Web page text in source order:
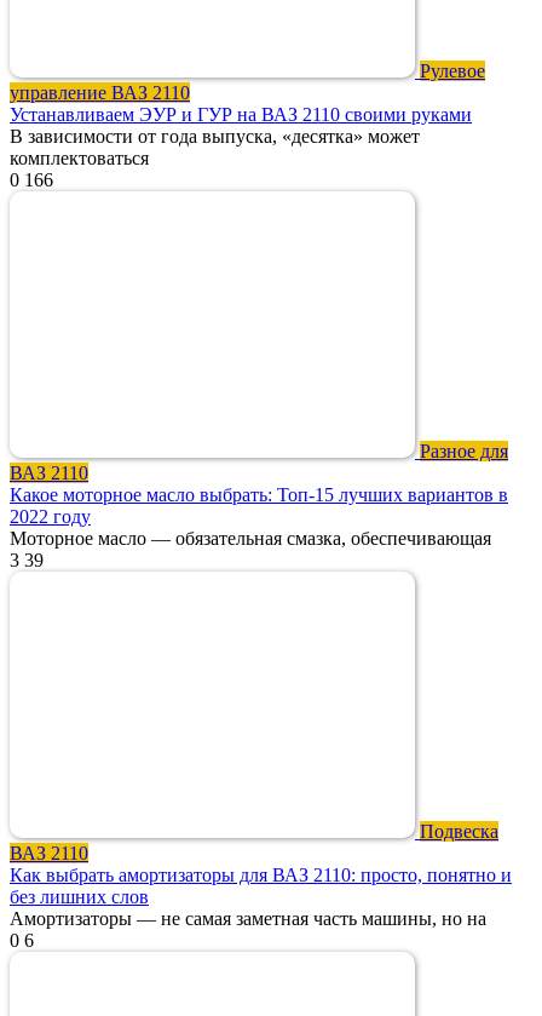
Рулевое
управление ВАЗ 2110
Устанавливаем ЭУР и ГУР на ВАЗ 2110 своими руками
В зависимости от года выпуска, «десятка» может
комплектоваться
0 166
Разное для
ВАЗ 2110
Какое моторное масло выбрать: Топ-15 лучших вариантов в
2022 году
Моторное масло — обязательная смазка, обеспечивающая
3 39
Подвеска
ВАЗ 2110
Как выбрать амортизаторы для ВАЗ 2110: просто, понятно и
без лишних слов
Амортизаторы — не самая заметная часть машины, но на
0 6